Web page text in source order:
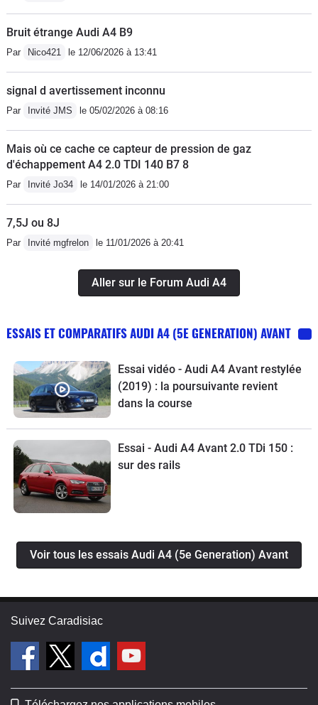
Bruit étrange Audi A4 B9
Par Nico421 le 12/06/2026 à 13:41
signal d avertissement inconnu
Par Invité JMS le 05/02/2026 à 08:16
Mais où ce cache ce capteur de pression de gaz
d'échappement A4 2.0 TDI 140 B7 8
Par Invité Jo34 le 14/01/2026 à 21:00
7,5J ou 8J
Par Invité mgfrelon le 11/01/2026 à 20:41
Aller sur le Forum Audi A4
ESSAIS ET COMPARATIFS AUDI A4 (5E GENERATION) AVANT
Essai vidéo - Audi A4 Avant restylée
(2019) : la poursuivante revient
dans la course
Essai - Audi A4 Avant 2.0 TDi 150 :
sur des rails
Voir tous les essais Audi A4 (5e Generation) Avant
Suivez Caradisiac